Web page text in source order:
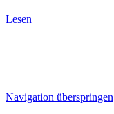
Lesen
Navigation überspringen